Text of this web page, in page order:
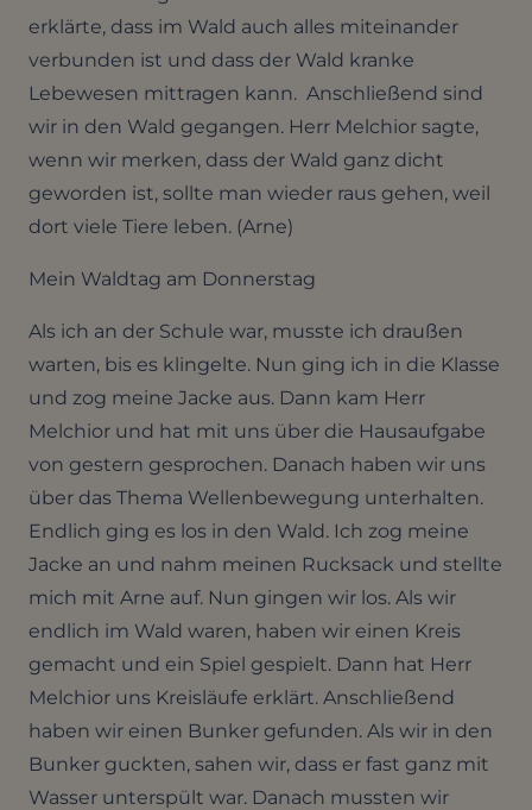
erklärte, dass im Wald auch alles miteinander
verbunden ist und dass der Wald kranke
Lebewesen mittragen kann. Anschließend sind
wir in den Wald gegangen. Herr Melchior sagte,
wenn wir merken, dass der Wald ganz dicht
geworden ist, sollte man wieder raus gehen, weil
dort viele Tiere leben. (Arne)
Mein Waldtag am Donnerstag
Als ich an der Schule war, musste ich draußen
warten, bis es klingelte. Nun ging ich in die Klasse
und zog meine Jacke aus. Dann kam Herr
Melchior und hat mit uns über die Hausaufgabe
von gestern gesprochen. Danach haben wir uns
über das Thema Wellenbewegung unterhalten.
Endlich ging es los in den Wald. Ich zog meine
Jacke an und nahm meinen Rucksack und stellte
mich mit Arne auf. Nun gingen wir los. Als wir
endlich im Wald waren, haben wir einen Kreis
gemacht und ein Spiel gespielt. Dann hat Herr
Melchior uns Kreisläufe erklärt. Anschließend
haben wir einen Bunker gefunden. Als wir in den
Bunker guckten, sahen wir, dass er fast ganz mit
Wasser unterspült war. Danach mussten wir